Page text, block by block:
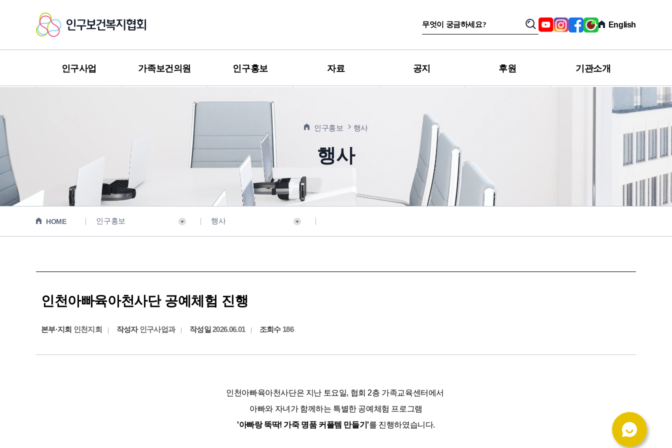
인
구
검
색
어
검
SNS,
관
YoutubeInstagramFacebook
육
아
구
페
English
인구사업 가족보건의원 인구홍보 자료 공지 후원 기관소개
인구홍보 행사
행사
HOME 인구홍보 행사
인천아빠육아천사단 공예체험 진행
본부·지회 인천지회 작성자인구사업과 작성일 2026.06.01 조회수186
﻿인천아빠육아천사단은 지난 토요일, 협회 2층 가족교육센터에서
아빠와 자녀가 함께하는 특별한 공예체험 프로그램
'아빠랑 뚝딱! 가죽 명품 커플템 만들기'를 진행하였습니다.